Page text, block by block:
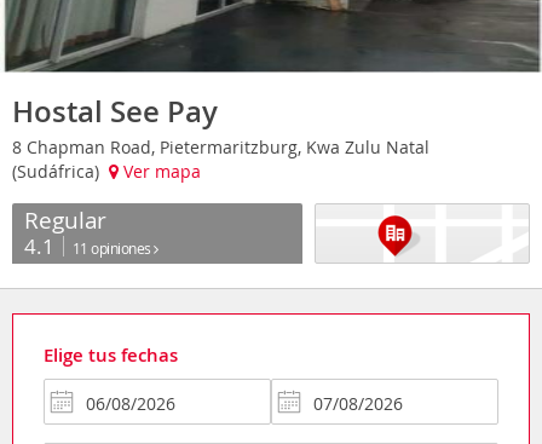
Hostal See Pay
8 Chapman Road, Pietermaritzburg, Kwa Zulu Natal
(Sudáfrica)
Ver mapa
Regular
4.1 11 opiniones
Elige tus fechas